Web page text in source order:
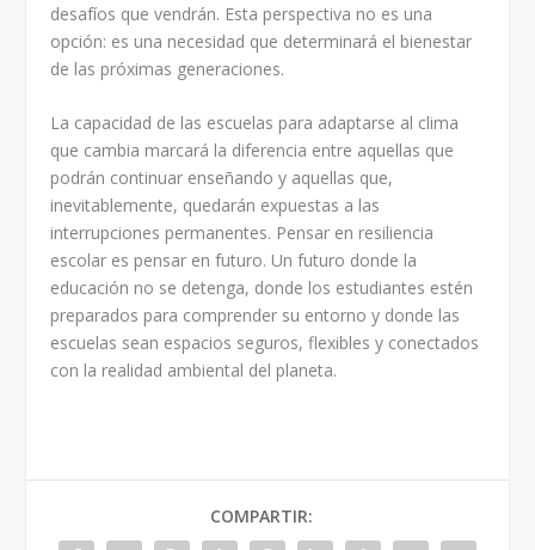
desafíos que vendrán. Esta perspectiva no es una
opción: es una necesidad que determinará el bienestar
de las próximas generaciones.
La capacidad de las escuelas para adaptarse al clima
que cambia marcará la diferencia entre aquellas que
podrán continuar enseñando y aquellas que,
inevitablemente, quedarán expuestas a las
interrupciones permanentes. Pensar en resiliencia
escolar es pensar en futuro. Un futuro donde la
educación no se detenga, donde los estudiantes estén
preparados para comprender su entorno y donde las
escuelas sean espacios seguros, flexibles y conectados
con la realidad ambiental del planeta.
COMPARTIR: